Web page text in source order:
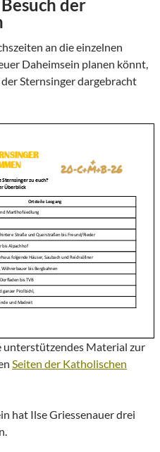
der
an die einzelnen
Daheimsein planen könnt,
Sternsinger dargebracht
Material zur
Seiten der Katholischen
hat Ilse Griessenauer drei